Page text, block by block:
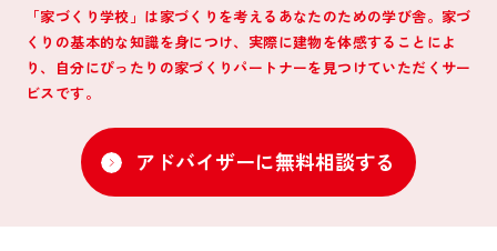
「家づくり学校」は家づくりを考えるあなたのための学び舎。家づ
くりの基本的な知識を身につけ、 実際に建物を体感することによ
り、自分にぴったりの家づくりパートナーを見つけていただくサー
ビスです。
アドバイザーに無料相談する